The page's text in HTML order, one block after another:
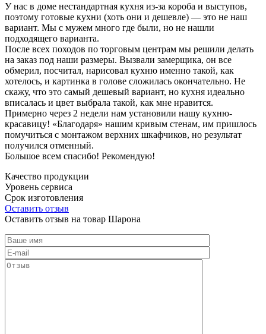
У нас в доме нестандартная кухня из-за короба и выступов,
поэтому готовые кухни (хоть они и дешевле) — это не наш
вариант. Мы с мужем много где были, но не нашли
подходящего варианта.
После всех походов по торговым центрам мы решили делать
на заказ под наши размеры. Вызвали замерщика, он все
обмерил, посчитал, нарисовал кухню именно такой, как
хотелось, и картинка в голове сложилась окончательно. Не
скажу, что это самый дешевый вариант, но кухня идеально
вписалась и цвет выбрала такой, как мне нравится.
Примерно через 2 недели нам установили нашу кухню-
красавицу! «Благодаря» нашим кривым стенам, им пришлось
помучиться с монтажом верхних шкафчиков, но результат
получился отменный.
Большое всем спасибо! Рекомендую!
Качество продукции
Уровень сервиса
Срок изготовления
Оставить отзыв
Оставить отзыв на товар Шарона